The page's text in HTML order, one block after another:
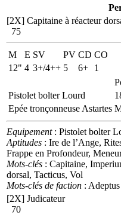
[2X] Capitaine à réacteur
75
M E SV PV CD CO
12" 4 3+/4++ 5 6+
1
Pistolet bolter Lourd
Epée tronçonneuse Astartes
Equipement: Pistolet bolter
Aptitudes : Ire de l’Ange,
Frappe en Profondeur,
Mots-clés : Capitaine,
dorsal, Tacticus, Vol
Mots-clés de faction :
[2X] Judicateur
70